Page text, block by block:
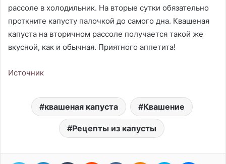
рассоле в холодильник. На вторые сутки обязательно
проткните капусту палочкой до самого дна. Квашеная
капуста на вторичном рассоле получается такой же
вкусной, как и обычная. Приятного аппетита!
Источник
квашеная капуста Квашение
Рецепты из капусты
Twitter LinkedIn Tumblr Reddit ВконтактеОдноклассники
Skype